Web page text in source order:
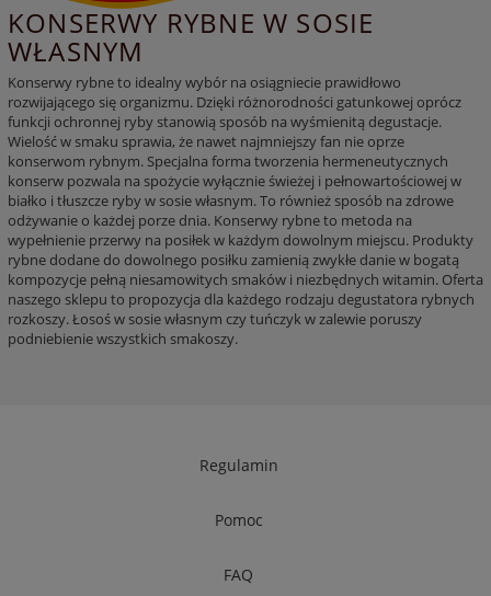
KONSERWY RYBNE W SOSIE
WŁASNYM
Konserwy rybne to idealny wybór na osiągniecie prawidłowo
rozwijającego się organizmu. Dzięki różnorodności gatunkowej oprócz
funkcji ochronnej ryby stanowią sposób na wyśmienitą degustacje.
Wielość w smaku sprawia, że nawet najmniejszy fan nie oprze
konserwom rybnym. Specjalna forma tworzenia hermeneutycznych
konserw pozwala na spożycie wyłącznie świeżej i pełnowartościowej w
białko i tłuszcze ryby w sosie własnym. To również sposób na zdrowe
odżywanie o każdej porze dnia. Konserwy rybne to metoda na
wypełnienie przerwy na posiłek w każdym dowolnym miejscu. Produkty
rybne dodane do dowolnego posiłku zamienią zwykłe danie w bogatą
kompozycje pełną niesamowitych smaków i niezbędnych witamin. Oferta
naszego sklepu to propozycja dla każdego rodzaju degustatora rybnych
rozkoszy. Łosoś w sosie własnym czy tuńczyk w zalewie poruszy
podniebienie wszystkich smakoszy.
Regulamin
Pomoc
FAQ